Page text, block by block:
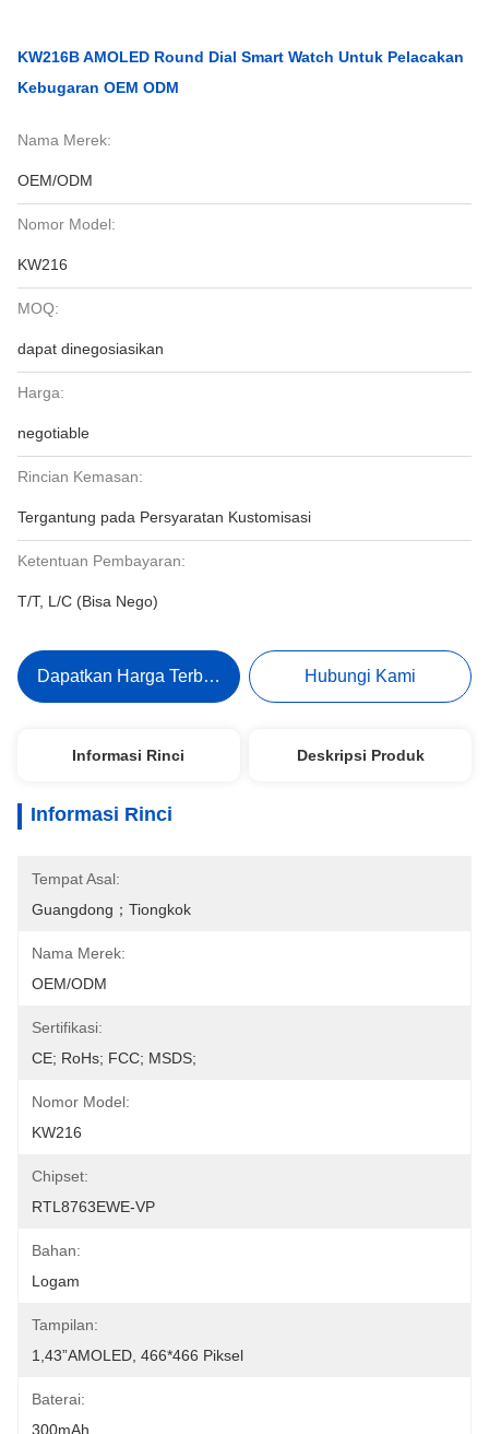
KW216B AMOLED Round Dial Smart Watch Untuk Pelacakan
Kebugaran OEM ODM
Nama Merek:
OEM/ODM
Nomor Model:
KW216
MOQ:
dapat dinegosiasikan
Harga:
negotiable
Rincian Kemasan:
Tergantung pada Persyaratan Kustomisasi
Ketentuan Pembayaran:
T/T, L/C (Bisa Nego)
Dapatkan Harga Terbaik Hubungi Kami
Informasi Rinci Deskripsi Produk
Informasi Rinci
Tempat Asal:
Guangdong；Tiongkok
Nama Merek:
OEM/ODM
Sertifikasi:
CE; RoHs; FCC; MSDS;
Nomor Model:
KW216
Chipset:
RTL8763EWE-VP
Bahan:
Logam
Tampilan:
1,43”AMOLED, 466*466 Piksel
Baterai:
300mAh